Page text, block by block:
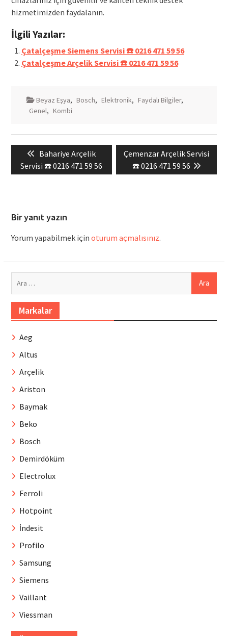
hizmetimizden faydalanın.
İlgili Yazılar:
Çatalçeşme Siemens Servisi ☎️ 0216 471 59 56
Çatalçeşme Arçelik Servisi ☎️ 0216 471 59 56
Beyaz Eşya, Bosch, Elektronik, Faydalı Bilgiler,
Genel, Kombi
gezinmesi
Previous
post:
Bahariye Arçelik
Servisi ☎️ 0216 471 59 56
Next
post:
Çemenzar Arçelik Servisi
☎️ 0216 471 59 56
Bir yanıt yazın
Yorum yapabilmek için oturum açmalısınız.
Markalar
Aeg
Altus
Arçelik
Ariston
Baymak
Beko
Bosch
Demirdöküm
Electrolux
Ferroli
Hotpoint
İndesit
Profilo
Samsung
Siemens
Vaillant
Viessman